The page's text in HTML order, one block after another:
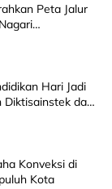
Peta Jalur
Hari Jadi
Diktisainstek dan
Konveksi di
Kota